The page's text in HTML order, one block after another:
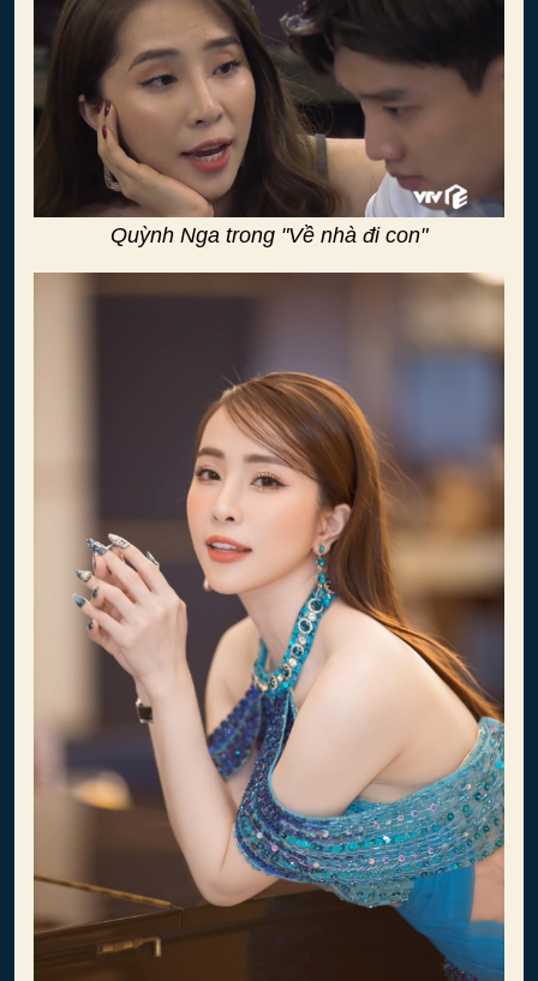
Quỳnh Nga trong "Về nhà đi con"